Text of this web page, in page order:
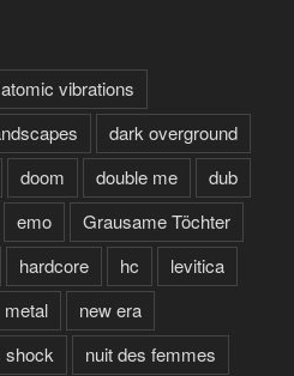
atomic vibrations
dark overground
doom double me
dub
emo
Grausame Töchter
hardcore hc
levitica
metal
new era
shock nuit des femmes